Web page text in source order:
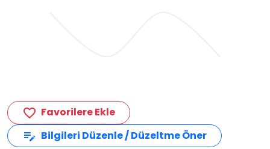
favorite_border Favorilere Ekle
edit_note Bilgileri Düzenle / Düzeltme Öner